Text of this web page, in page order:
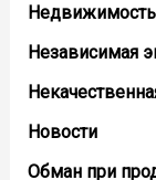
Независимая
Новости
Обман при